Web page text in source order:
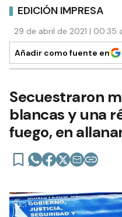
EDICIÓN IMPRESA
29 de abril de 2021 | 00:35
Añadir como fuente en
Secuestraron
blancas y una
fuego, en